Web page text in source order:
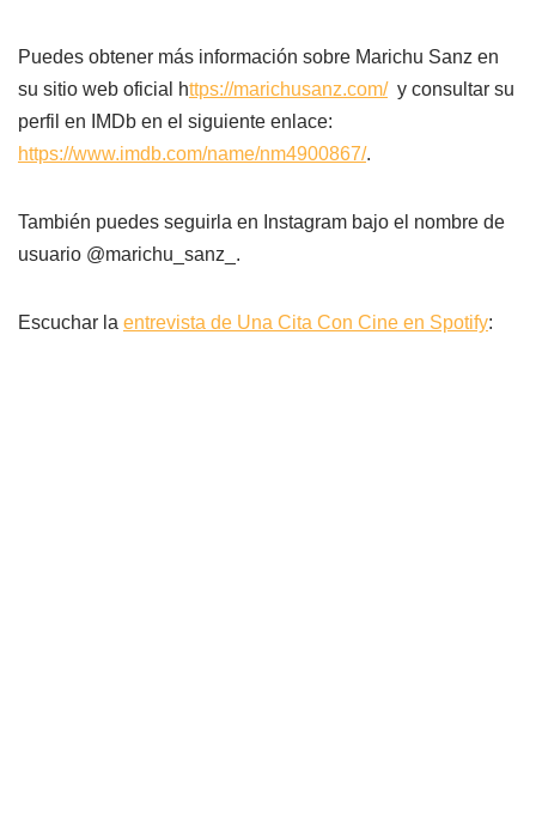
Puedes obtener más información sobre Marichu Sanz en
su sitio web oficial https://marichusanz.com/y consultar su
perfil en IMDb en el siguiente enlace:
https://www.imdb.com/name/nm4900867/.
También puedes seguirla en Instagram bajo el nombre de
usuario @marichu_sanz_.
Escuchar la entrevista de Una Cita Con Cine en Spotify: